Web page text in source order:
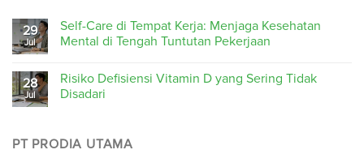
29
Jul
Self-Care di Tempat Kerja: Menjaga Kesehatan
Mental di Tengah Tuntutan Pekerjaan
28
Jul
Risiko Defisiensi Vitamin D yang Sering Tidak
Disadari
PT PRODIA UTAMA